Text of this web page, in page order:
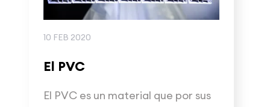
10 FEB 2020
El PVC
El PVC es un material que por sus